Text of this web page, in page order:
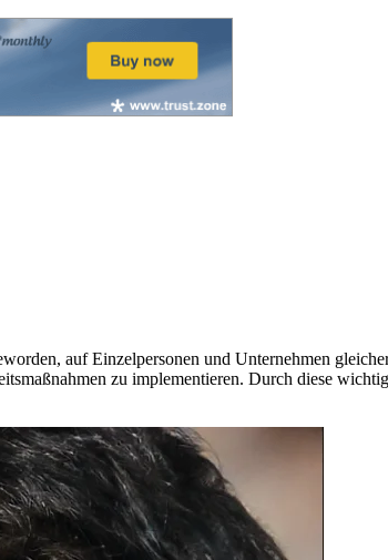
auf Einzelpersonen und Unternehmen
zu implementieren. Durch diese